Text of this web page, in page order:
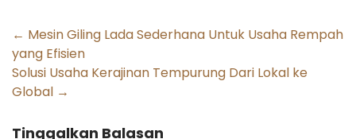
Post
navigation
← Mesin Giling Lada Sederhana Untuk Usaha Rempah
yang Efisien
Solusi Usaha Kerajinan Tempurung Dari Lokal ke
Global →
Tinggalkan Balasan